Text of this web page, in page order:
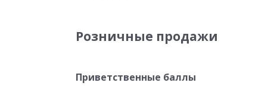
Розничные продажи
Приветственные баллы